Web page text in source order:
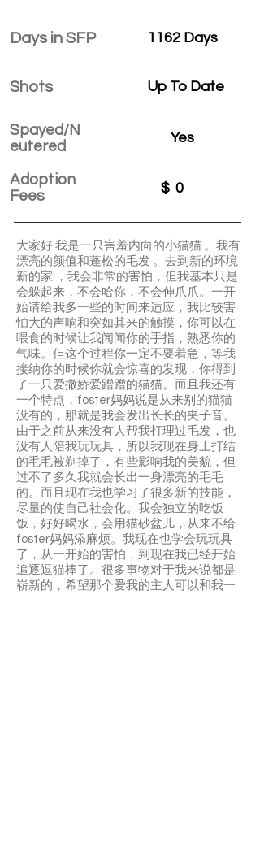
Days in SFP
Shots
Spayed/N
eutered
Adoption
Fees
1162 Days
Up To Date
Yes
$ 0
大家好 我是一只害羞内向的小猫猫 。我有
漂亮的颜值和蓬松的毛发 。去到新的环境
新的家 ，我会非常的害怕，但我基本只是
会躲起来，不会哈你，不会伸爪爪。一开
始请给我多一些的时间来适应，我比较害
怕大的声响和突如其来的触摸，你可以在
喂食的时候让我闻闻你的手指，熟悉你的
气味。但这个过程你一定不要着急，等我
接纳你的时候你就会惊喜的发现，你得到
了一只爱撒娇爱蹭蹭的猫猫。而且我还有
一个特点，foster妈妈说是从来别的猫猫
没有的，那就是我会发出长长的夹子音。
由于之前从来没有人帮我打理过毛发，也
没有人陪我玩玩具，所以我现在身上打结
的毛毛被剃掉了，有些影响我的美貌，但
过不了多久我就会长出一身漂亮的毛毛
的。而且现在我也学习了很多新的技能，
尽量的使自己社会化。我会独立的吃饭
饭，好好喝水，会用猫砂盆儿，从来不给
foster妈妈添麻烦。我现在也学会玩玩具
了，从一开始的害怕，到现在我已经开始
追逐逗猫棒了。很多事物对于我来说都是
崭新的，希望那个爱我的主人可以和我一